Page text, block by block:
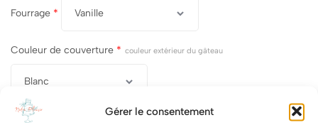
Gérer le consentement
Fourrage *
Couleur de couverture * couleur extérieur du gâteau
Description